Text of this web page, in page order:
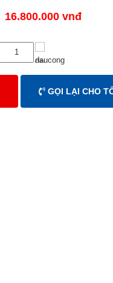
16.800.000 vnđ
GỌI LẠI CHO